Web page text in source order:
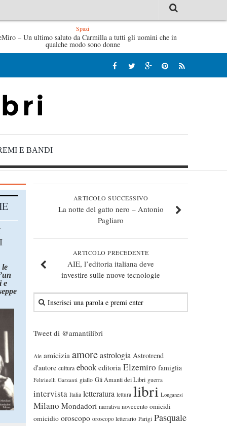
L’idraulico non verrà – Fruttero & Lucentini
Spazi
– Un ultimo saluto da Carmilla a tutti gli uomini che in
qualche modo sono donne
E BANDI
ARTICOLO SUCCESSIVO
La notte del gatto nero – Antonio
Pagliaro
ARTICOLO PRECEDENTE
AIE, l’editoria italiana deve
investire sulle nuove tecnologie
Tweet di @amantilibri
Aie amicizia amoreastrologia Astrotrend
d'autore cultura ebook editoria Elzemiro famiglia
Feltrinelli Garzanti giallo Gli Amanti dei Libri guerra
intervista Italia letteratura lettura libri Longanesi
Milano Mondadori narrativa novecento omicidi
omicidio oroscopo oroscopo letterario Parigi Pasquale
le
e